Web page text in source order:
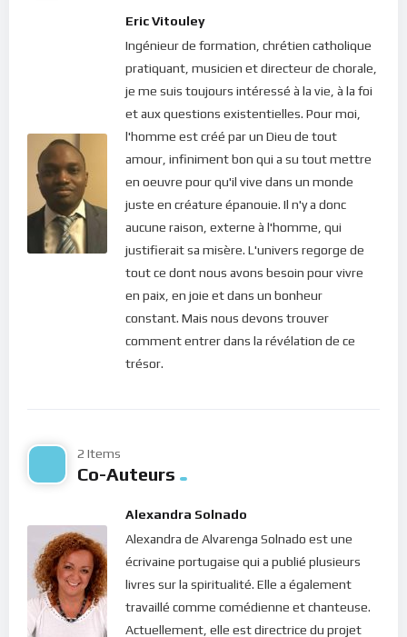
accompagnés par diverses entités spirituelles qui nous
“parlent”. Étant donné qu’ils ne sont pas dans la chair, leurs
voix ne peuvent résonner fort sur une fréquence audible à
l’humain que nous sommes. Toutefois, nous les entendons
dans nos têtes, dans notre mental, cet espace réservé à la
communication spirituelle. Voilà l’origine de la majeure partie
de nos pensées; elles viennent de nos conseillers invisibles
(ange gardien et bien d’autres esprits). Mais ce n’est pas la
seule source : notre coeur y participe grandement aussi ! Voilà
ce que nous révèle le Christ dans ce passage : “Car c’est du
coeur que viennent les mauvaises pensées, les meurtres, les
adultères, les impudicités, les vols, les faux témoignages, les
calomnies. Voilà les choses qui souillent l’homme” (Matthieu
15.19-20). En effet, à chaque fois que nous adhérons à un
conseil, la fréquence énergétique de notre coeur change : soit
il “s’endurcit” (mauvaise pensée) ou il se “ramolit” (bonne
conformer, l’accumulation de mauvaises énergies fait naître
en nous un autre “moi” complètement différent de ce que
entité prend possession de notre vie et commence à nous
guider sur un chemin différent de celui de notre destinée. Elle
nous parle constamment, nous faisant des promesses
illusoires qui jamais ne se réalisent : “vas-y ! encore un peu
d’effort, tu vas y parvenir et tu seras heureux…“. Elle nous
détourne de toutes les bonnes voies, elle nous éloigne de
Eric Vitouley
Ingénieur de formation, chrétien catholique
pratiquant, musicien et directeur de chorale,
je me suis toujours intéressé à la vie, à la foi
et aux questions existentielles. Pour moi,
l'homme est créé par un Dieu de tout
amour, infiniment bon qui a su tout mettre
en oeuvre pour qu'il vive dans un monde
juste en créature épanouie. Il n'y a donc
aucune raison, externe à l'homme, qui
justifierait sa misère. L'univers regorge de
tout ce dont nous avons besoin pour vivre
en paix, en joie et dans un bonheur
constant. Mais nous devons trouver
comment entrer dans la révélation de ce
trésor.
2 Items
Co-Auteurs
Alexandra Solnado
Alexandra de Alvarenga Solnado est une
écrivaine portugaise qui a publié plusieurs
livres sur la spiritualité. Elle a également
travaillé comme comédienne et chanteuse.
Actuellement, elle est directrice du projet